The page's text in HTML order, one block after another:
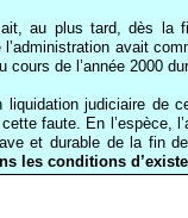
au plus tard, dès
l’administration avait
cours de l’année 2000
judiciaire de
faute. En l’espèce,
et durable de la fin
les conditions